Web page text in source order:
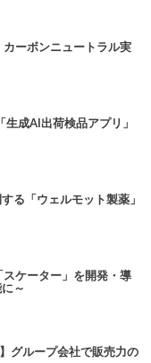
ーボンニュートラル実
成AI出荷検品アプリ」
る「ウェルモット製薬」
ケーター」を開発・導
～
グループ会社で販売力の